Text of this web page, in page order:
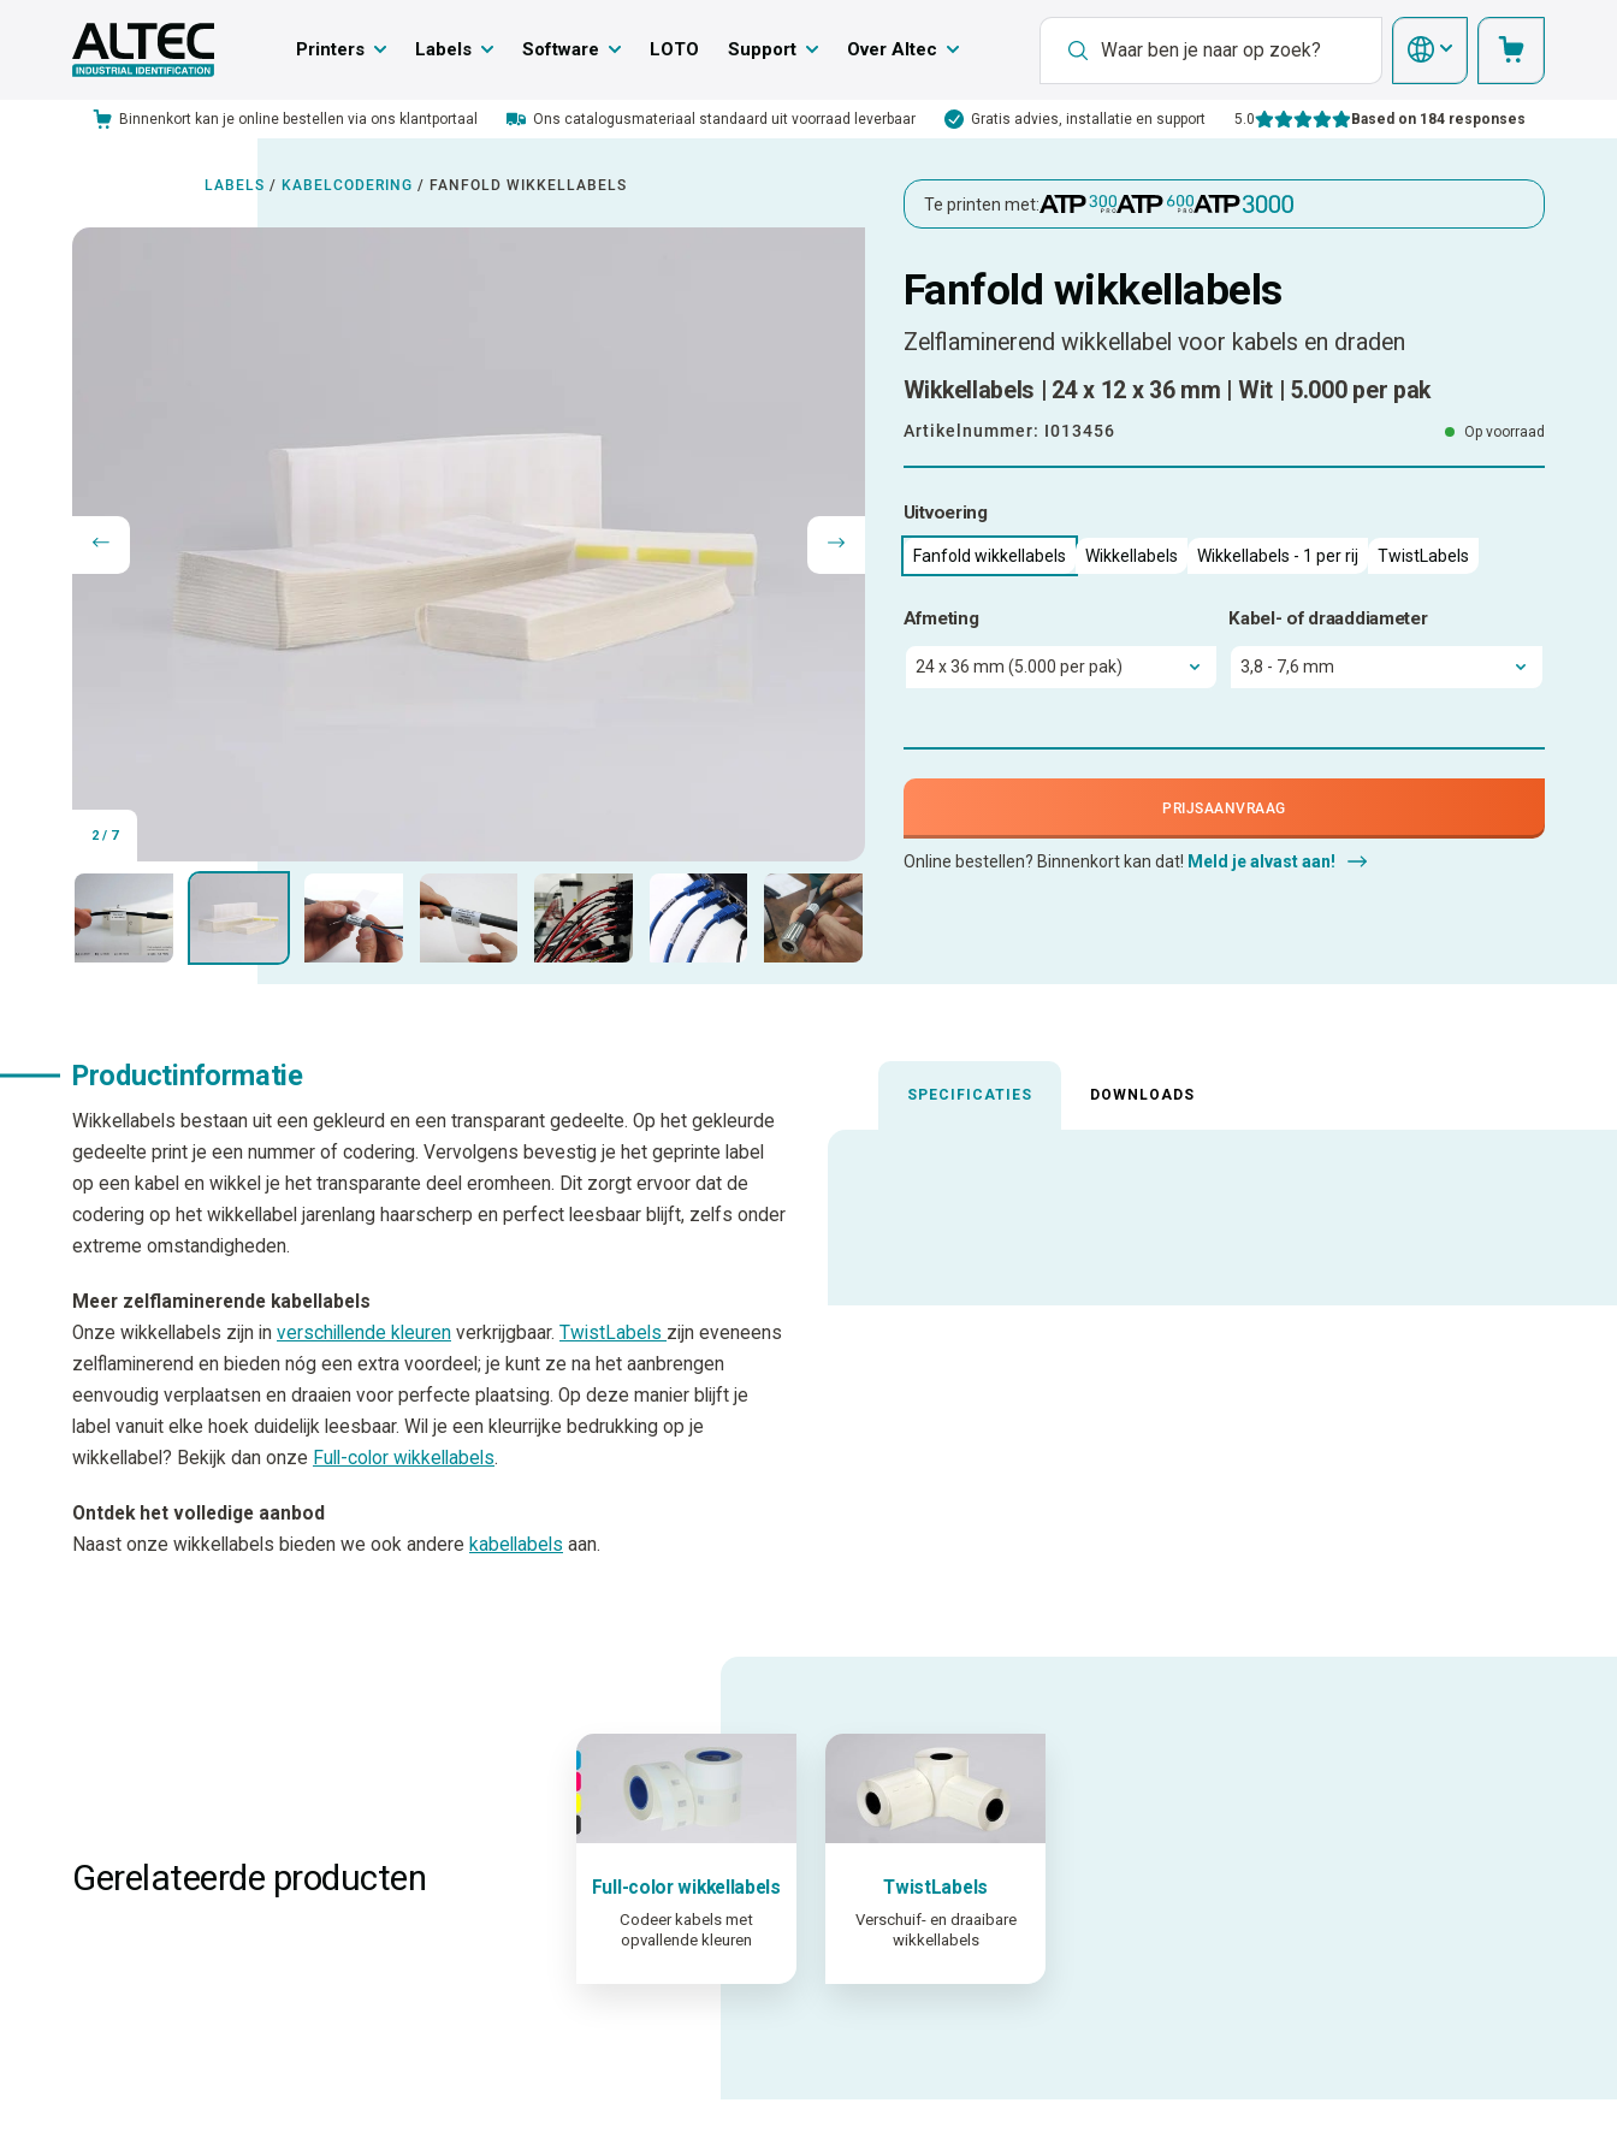
Printers Labels Software LOTO Support Over Altec
Binnenkort kan je online bestellen via ons klantportaal Ons catalogusmateriaal standaard uit voorraad leverbaar Gratis advies, installatie en support 5.0 Based on 184 responses
LABELS / KABELCODERING / FANFOLD WIKKELLABELS
2 / 7
Te printen met:
Fanfold wikkellabels
Zelflaminerend wikkellabel voor kabels en draden
Wikkellabels | 24 x 12 x 36 mm | Wit | 5.000 per pak
Artikelnummer: I013456 Op voorraad
Uitvoering
Fanfold wikkellabels Wikkellabels Wikkellabels - 1 per rij TwistLabels
Afmeting Kabel- of draaddiameter
PRIJSAANVRAAG
Online bestellen? Binnenkort kan dat! Meld je alvast aan!
Productinformatie
Wikkellabels bestaan uit een gekleurd en een transparant gedeelte. Op het gekleurde
gedeelte print je een nummer of codering. Vervolgens bevestig je het geprinte label
op een kabel en wikkel je het transparante deel eromheen. Dit zorgt ervoor dat de
codering op het wikkellabel jarenlang haarscherp en perfect leesbaar blijft, zelfs onder
extreme omstandigheden.
Meer zelflaminerende kabellabels
Onze wikkellabels zijn in verschillende kleuren verkrijgbaar. TwistLabels zijn eveneens
zelflaminerend en bieden nóg een extra voordeel; je kunt ze na het aanbrengen
eenvoudig verplaatsen en draaien voor perfecte plaatsing. Op deze manier blijft je
label vanuit elke hoek duidelijk leesbaar. Wil je een kleurrijke bedrukking op je
wikkellabel? Bekijk dan onze Full-color wikkellabels.
Ontdek het volledige aanbod
Naast onze wikkellabels bieden we ook andere kabellabels aan.
SPECIFICATIES DOWNLOADS
Gerelateerde producten Full-color wikkellabels
Codeer kabels met
opvallende kleuren
TwistLabels
Verschuif- en draaibare
wikkellabels